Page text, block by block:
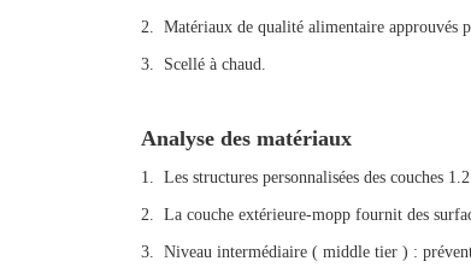
2. Matériaux de qualité alimentaire approuvés
3. Scellé à chaud.
Analyse des matériaux
1. Les structures personnalisées des couches
2. La couche extérieure-mopp fournit des
3. Niveau intermédiaire ( middle tier ) :